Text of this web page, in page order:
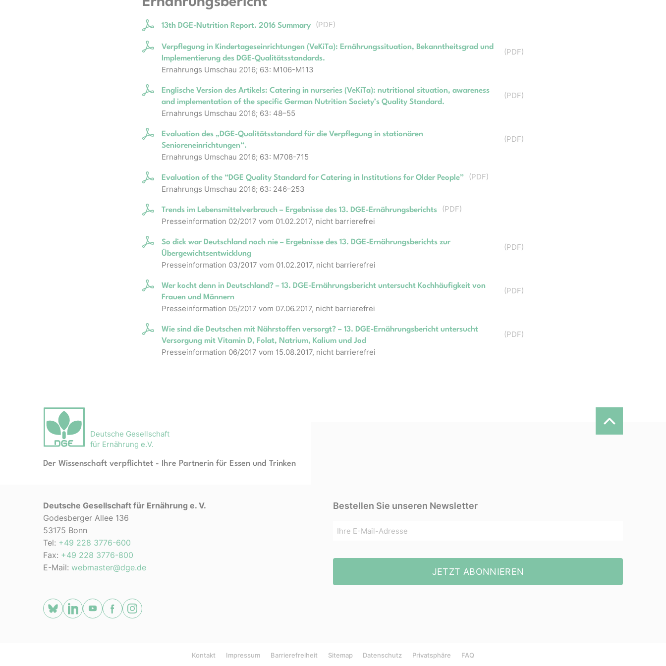
13th DGE-Nutrition Report. 2016 Summary (PDF)
Verpflegung in Kindertageseinrichtungen (VeKiTa): Ernährungssituation, Bekanntheitsgrad und
Implementierung des DGE-Qualitätsstandards.
(PDF)
Ernahrungs Umschau 2016; 63: M106-M113
Englische Version des Artikels: Catering in nurseries (VeKiTa): nutritional situation, awareness
and implementation of the specific German Nutrition Society’s Quality Standard.
(PDF)
Ernahrungs Umschau 2016; 63: 48–55
Evaluation des „DGE-Qualitätsstandard für die Verpflegung in stationären
Senioreneinrichtungen“.
(PDF)
Ernahrungs Umschau 2016; 63: M708-715
Evaluation of the “DGE Quality Standard for Catering in Institutions for Older People” (PDF)
Ernahrungs Umschau 2016; 63: 246–253
Trends im Lebensmittelverbrauch – Ergebnisse des 13. DGE-Ernährungsberichts (PDF)
Presseinformation 02/2017 vom 01.02.2017, nicht barrierefrei
So dick war Deutschland noch nie – Ergebnisse des 13. DGE-Ernährungsberichts zur
Übergewichtsentwicklung
(PDF)
Presseinformation 03/2017 vom 01.02.2017, nicht barrierefrei
Wer kocht denn in Deutschland? – 13. DGE-Ernährungsbericht untersucht Kochhäufigkeit von
Frauen und Männern
(PDF)
Presseinformation 05/2017 vom 07.06.2017, nicht barrierefrei
Wie sind die Deutschen mit Nährstoffen versorgt? – 13. DGE-Ernährungsbericht untersucht
Versorgung mit Vitamin D, Folat, Natrium, Kalium und Jod
(PDF)
Presseinformation 06/2017 vom 15.08.2017, nicht barrierefrei
Deutsche Gesellschaft
für Ernährung e.V.
Der Wissenschaft verpflichtet - Ihre Partnerin für Essen und Trinken
Deutsche Gesellschaft für Ernährung e. V.
Godesberger Allee 136
53175 Bonn
Tel: +49 228 3776-600
Fax: +49 228 3776-800
E-Mail: webmaster@dge.de
[socialLinksTitle]
Bestellen Sie unseren Newsletter
JETZT ABONNIEREN
Kontakt Impressum Barrierefreiheit Sitemap Datenschutz Privatsphäre FAQ